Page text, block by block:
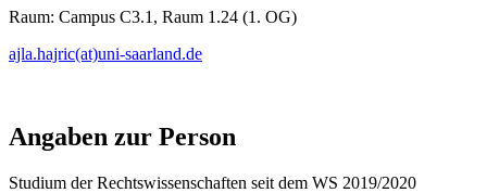
Raum: Campus C3.1, Raum 1.24 (1. OG)
ajla.hajric(at)uni-saarland.de
Angaben zur Person
Studium der Rechtswissenschaften seit dem WS 2019/2020